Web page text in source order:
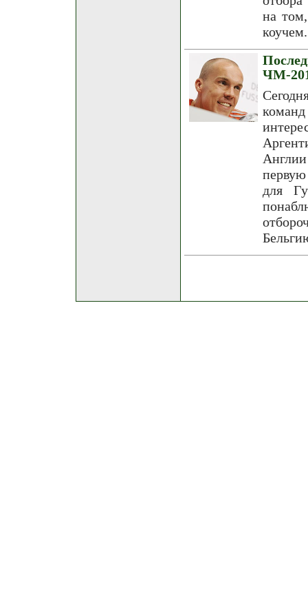
на
коучем.
ЧМ-
первую
для